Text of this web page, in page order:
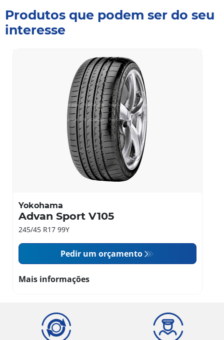
Produtos que podem ser do seu
interesse
Yokohama
Advan Sport V105
245/45 R17 99Y
Pedir um orçamento
Mais informações